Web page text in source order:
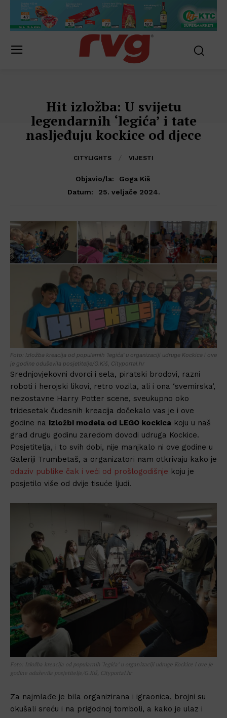
Hit izložba: U svijetu
legendarnih ‘legića’ i tate
nasljeđuju kockice od djece
CITYLIGHTS VIJESTI
Objavio/la:
Goga Kiš
Datum:
25. veljače 2024.
Foto: Izložba kreacija od popularnih 'legića' u organizaciji udruge Kockica i ove
je godine oduševila posjetitelje/G.Kiš, Cityportal.hr
Srednjovjekovni dvorci i sela, piratski brodovi, razni
roboti i herojski likovi, retro vozila, ali i ona ‘svemirska’,
neizostavne Harry Potter scene, sveukupno oko
tridesetak čudesnih kreacija dočekalo vas je i ove
godine na izložbi modela od LEGO kockica koju u naš
grad drugu godinu zaredom dovodi udruga Kockice.
Posjetitelja, i to svih dobi, nije manjkalo ni ove godine u
Galeriji Trumbetaš, a organizatori nam otkrivaju kako je
odaziv publike čak i veći od prošlogodišnje koju je
posjetilo više od dvije tisuće ljudi.
Foto: Izložba kreacija od popularnih ‘legića’ u organizaciji udruge Kockice i ove je
godine oduševila posjetitelje/G.Kiš, Cityportal.hr
Za najmlađe je bila organizirana i igraonica, brojni su
okušali sreću i na prigodnoj tomboli, a kako je ulaz i